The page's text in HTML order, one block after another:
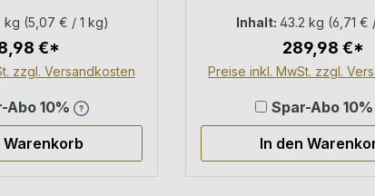
kg (5,07 € / 1 kg)
€*
zzgl. Versandkosten
Abo 10%
Warenkorb
Inhalt:43.2 kg (6,71 €
289,98 €*
Preise inkl. MwSt. zzgl.
Spar-Abo 10%
In den